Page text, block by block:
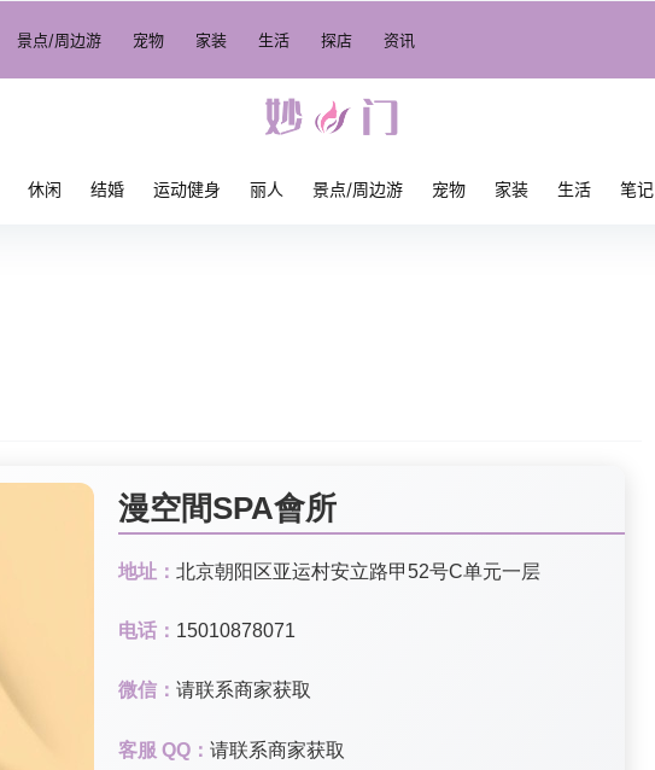
景点/周边游 宠物 家装 生活 探店 资讯
休闲 结婚 运动健身 丽人 景点/周边游 宠物 家装 生活 笔记
漫空間SPA會所
地址： 北京朝阳区亚运村安立路甲52号C单元一层
电话： 15010878071
微信： 请联系商家获取
客服 QQ： 请联系商家获取